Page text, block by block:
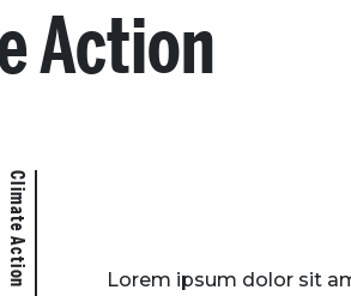
Action
Climate Action
Lorem ipsum dolor sit